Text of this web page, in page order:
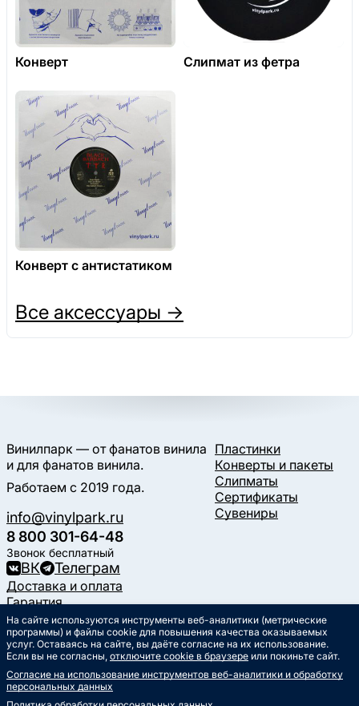
Конверт Слипмат из фетра
Конверт с антистатиком
Все аксессуары →
Винилпарк — от фанатов винила
и для фанатов винила.
Работаем с 2019 года.
info@vinylpark.ru
8 800 301-64-48
Звонок бесплатный
ВК Телеграм
Пластинки
Конверты и пакеты
Слипматы
Сертификаты
Сувениры
Доставка и оплата
Гарантия
Контакты
Статьи
Музыкальный календарь
Публичная оферта
Политика обработки
На сайте используются инструменты веб-аналитики (метрические
программы) и файлы cookie для повышения качества оказываемых
услуг. Оставаясь на сайте, вы даёте согласие на их использование.
Если вы не согласны, отключите cookie в браузере или покиньте сайт.
Согласие на использование инструментов веб-аналитики и обработку
персональных данных